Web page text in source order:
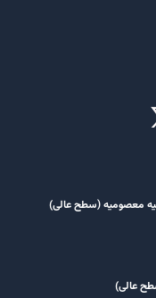
معصومیه‌ (سطح عالی)
عالی)